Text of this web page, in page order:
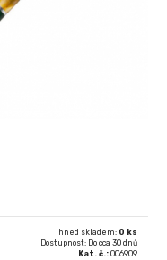
Ihned skladem: 0 ks
Dostupnost: Do cca 30 dnů
Kat. č.: 006909